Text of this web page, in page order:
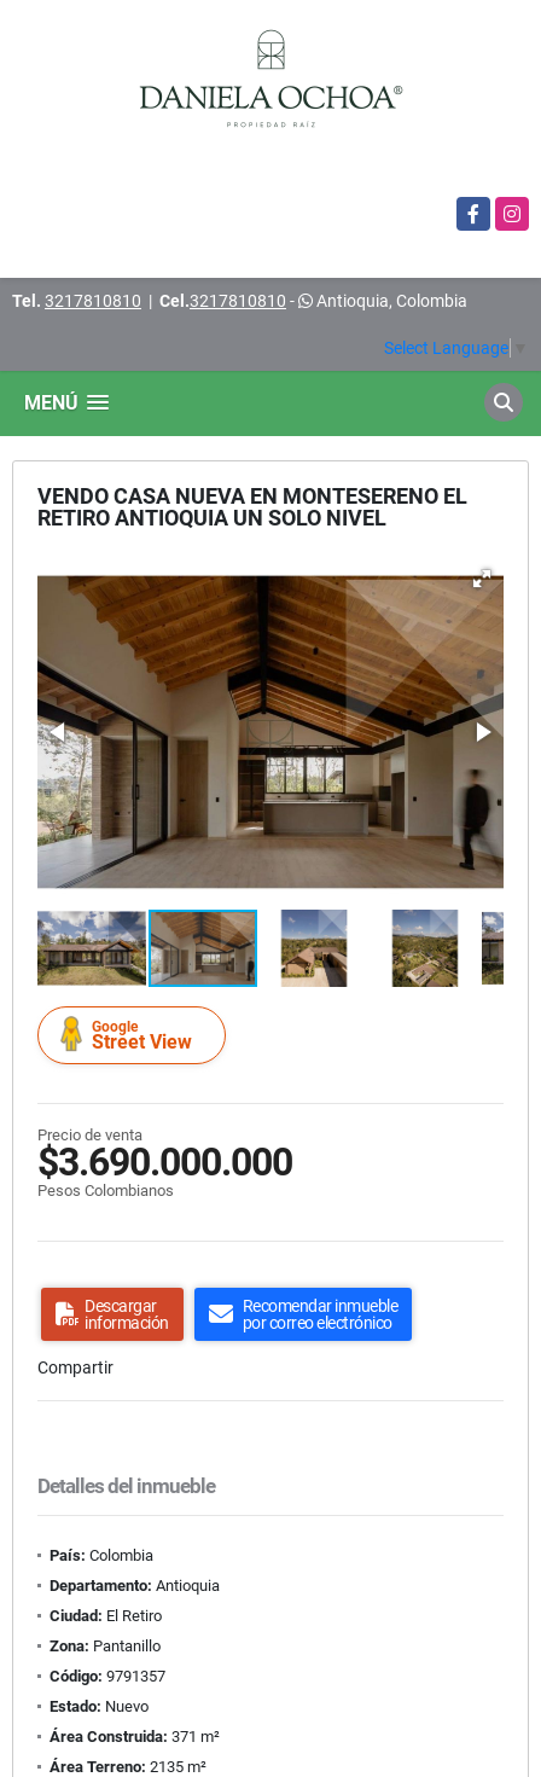
Facebook
Tel. 3217810810 | Cel.3217810810 - Antioquia, Colombia
Select Language
MENÚ
VENDO CASA NUEVA EN MONTESERENO EL
RETIRO ANTIOQUIA UN SOLO NIVEL
Google
Street View
Precio de venta
$3.690.000.000
Pesos Colombianos
Descargar
información
Recomendar inmueble
por correo electrónico
Compartir
Detalles del inmueble
País: Colombia
Departamento: Antioquia
Ciudad: El Retiro
Zona: Pantanillo
Código: 9791357
Estado: Nuevo
Área Construida: 371 m²
Área Terreno: 2135 m²